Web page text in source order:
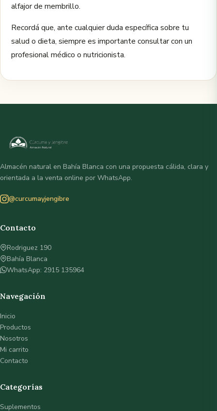
alfajor de membrillo.
Recordá que, ante cualquier duda específica sobre tu
salud o dieta, siempre es importante consultar con un
profesional médico o nutricionista.
Almacén natural en Bahía Blanca con una propuesta cálida, clara y
orientada a la venta online por WhatsApp.
@curcumayjengibre
Contacto
Rodriguez 190
Bahía Blanca
WhatsApp: 2915 135964
Navegación
Inicio
Productos
Nosotros
Mi carrito
Contacto
Categorías
Suplementos